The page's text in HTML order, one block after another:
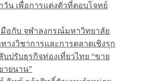
วัน เพื่อการแต่งตัวที่ตอบโจทย์
อกับ จุฬาลงกรณ์มหาวิทยาลัย
างวิชาการและการตลาดเชิงรุก
บปรับธุรกิจท่องเที่ยวไทย “ขาย
ายนาน”